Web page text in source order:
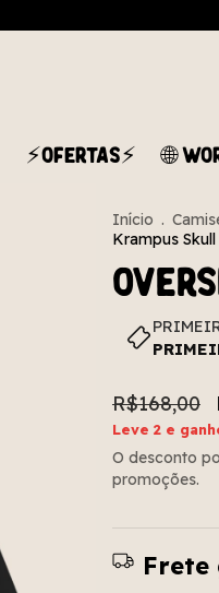
⚡OFERTAS⚡ 🌐
Início .
Krampus Skull
R$168,00
Leve 2 e
O desconto
promoções.
Frete